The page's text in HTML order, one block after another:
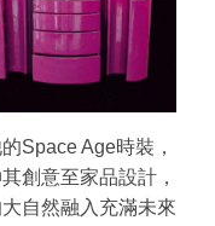
Space Age時裝，
創意至家品設計，
自然融入充滿未來